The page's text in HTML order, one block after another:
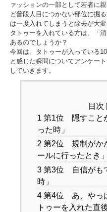
ァッションの一部として若者に
ど普段人目につかない部位に掘
は一度入れてしまうと除去が大変
タトゥーを入れている方は、「
あるのでしょうか？
今回は、タトゥーが入っている
と感じた瞬間についてアンケー
していきます。
目次
1 第1位 隠すこと
った時」
2 第2位 規制がか
ールに行ったとき」
3 第3位 自信がも
時」
4 第4位 あ、やっ
トゥーを入れた直後